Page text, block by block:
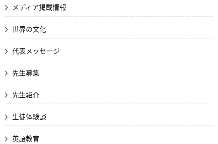
メディア掲載情報
世界の文化
代表メッセージ
先生募集
先生紹介
生徒体験談
英語教育